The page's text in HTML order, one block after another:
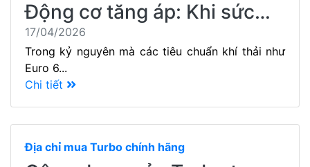
Động cơ tăng áp: Khi sức…
17/04/2026
Trong kỷ nguyên mà các tiêu chuẩn khí thải như
Euro 6...
Chi tiết
Địa chỉ mua Turbo chính hãng